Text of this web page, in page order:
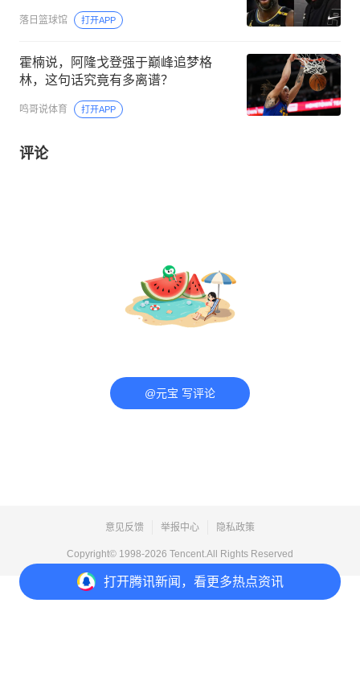
打开腾讯新闻，看更多热点资讯
落日篮球馆 打开APP
霍楠说，阿隆戈登强于巅峰追梦格
林，这句话究竟有多离谱？
鸣哥说体育 打开APP
评论
@元宝 写评论
意见反馈 举报中心 隐私政策
Copyright© 1998-2026 Tencent.All Rights Reserved